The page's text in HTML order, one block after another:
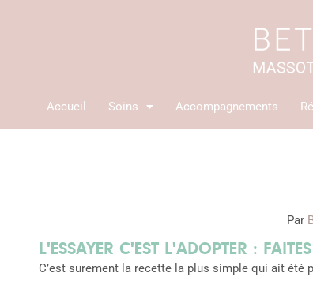
Accueil Soins Accompagnements
Par
L'ESSAYER C'EST L'ADOPTER :
C’est surement la recette la plus simple qui ait été